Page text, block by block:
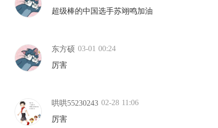
超级棒的中国选手苏翊鸣加油
东方硕 03-01 00:24
厉害
哄哄55230243 02-28 11:06
厉害